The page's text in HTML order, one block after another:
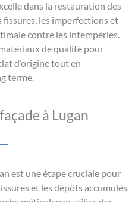
dans la restauration des
fissures, les imperfections et
contre les intempéries.
de qualité pour
d’origine tout en
terme.
à Lugan
est une étape cruciale pour
et les dépôts accumulés